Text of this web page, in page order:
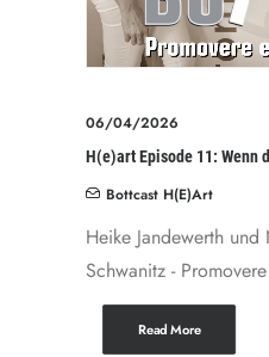
06/04/2026
H(e)art Episode 11: Wenn
Bottcast H(e)art
Heike Jandewerth und
Schwanitz -
Read More